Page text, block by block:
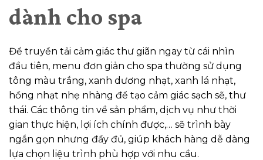
dành cho spa
Để truyền tải cảm giác thư giãn ngay từ cái nhìn
đầu tiên, menu đơn giản cho spa thường sử dụng
tông màu trắng, xanh dương nhạt, xanh lá nhạt,
hồng nhạt nhẹ nhàng để tạo cảm giác sạch sẽ, thư
thái. Các thông tin về sản phẩm, dịch vụ như thời
gian thực hiện, lợi ích chính được,… sẽ trình bày
ngắn gọn nhưng đầy đủ, giúp khách hàng dễ dàng
lựa chọn liệu trình phù hợp với nhu cầu.